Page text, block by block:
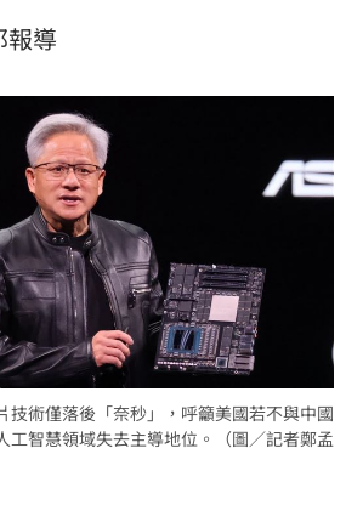
報導
技術僅落後「奈秒」，呼籲美國若不與中國
工智慧領域失去主導地位。（圖／記者鄭孟